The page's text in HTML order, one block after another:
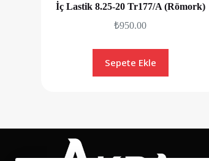
İç Lastik 8.25-20 Tr177/A (Römork)
₺950.00
Sepete Ekle